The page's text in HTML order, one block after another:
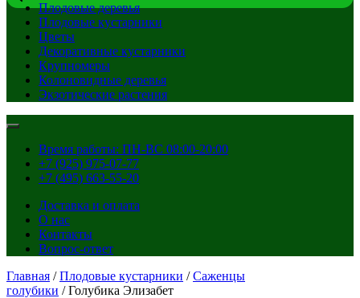
Плодовые деревья
Плодовые кустарники
Цветы
Декоративные кустарники
Крупномеры
Колоновидные деревья
Экзотические растения
Время работы: ПН-ВС 08:00-20:00
+7 (925) 975-07-77
+7 (495) 663-55-20
Доставка и оплата
О нас
Контакты
Вопрос-ответ
Главная /Плодовые кустарники /Саженцы
голубики / Голубика Элизабет